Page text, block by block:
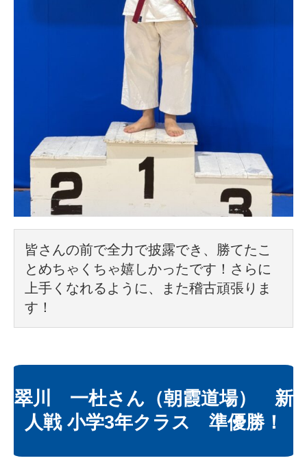
皆さんの前で全力で披露でき、勝てたこ
とめちゃくちゃ嬉しかったです！さらに
上手くなれるように、また稽古頑張りま
す！
翠川 一杜さん（朝霞道場） 新
人戦 小学3年クラス 準優勝！